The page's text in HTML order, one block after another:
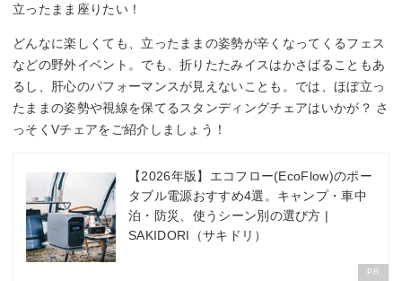
立ったまま座りたい！
どんなに楽しくても、立ったままの姿勢が辛くなってくるフェス
などの野外イベント。でも、折りたたみイスはかさばることもあ
るし、肝心のパフォーマンスが見えないことも。では、ほぼ立っ
たままの姿勢や視線を保てるスタンディングチェアはいかが？ さ
っそくVチェアをご紹介しましょう！
【2026年版】エコフロー(EcoFlow)のポー
タブル電源おすすめ4選。キャンプ・車中
泊・防災、使うシーン別の選び方 |
SAKIDORI（サキドリ）
PR